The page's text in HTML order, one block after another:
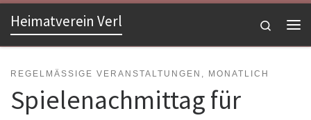
Zum Inhalt springen
Heimatverein Verl
Search
REGELMÄSSIGE VERANSTALTUNGEN, MONATLICH
Spielenachmittag für